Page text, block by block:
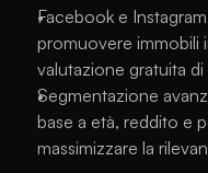
Facebook e
promuovere immobili
valutazione gratuita
Segmentazione
base a età, reddito e
massimizzare la